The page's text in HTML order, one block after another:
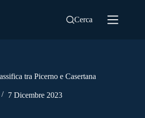
Cerca
tra Picerno e Casertana
7 Dicembre 2023